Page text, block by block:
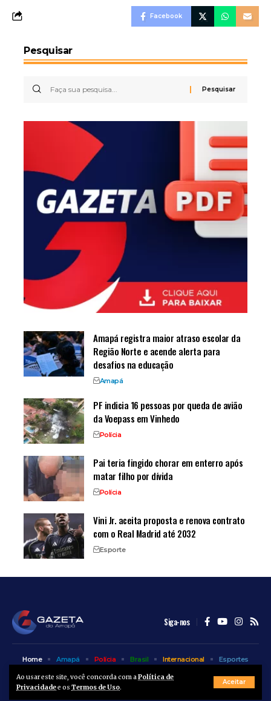
Ao usar este site, você concorda com aPolítica de
Privacidadee os Termos de Uso.
Aceitar
Facebook
Pesquisar
Amapá registra maior atraso escolar da
Região Norte e acende alerta para
desafios na educação
Amapá
PF indicia 16 pessoas por queda de avião
da Voepass em Vinhedo
Polícia
Pai teria fingido chorar em enterro após
matar filho por dívida
Polícia
Vini Jr. aceita proposta e renova contrato
com o Real Madrid até 2032
Esporte
Siga-nos
© A Gazeta do Amapá - 2025. Todos os direitos reservados.
Home Amapá Polícia Brasil Internacional
Esportes
Entretenimento